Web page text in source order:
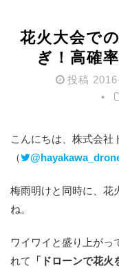
花火大会で
ぎ！高確
投稿
こんにちは、株式会社
（
梅雨明けと同時に、花
ね。
ワイワイと盛り上がっ
れて
「ドローンで花